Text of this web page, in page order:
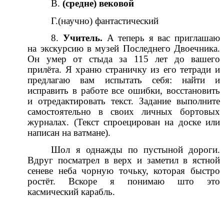
В.(средне) вековой
Г.(научно) фантастический
8. Учитель. А теперь я вас приглашаю
на экскурсию в музей Последнего Двоечника.
Он умер от стыда за 115 лет до вашего
прилёта. Я храню страничку из его тетради и
предлагаю вам испытать себя: найти и
исправить в работе все ошибки, восстановить
и отредактировать текст. Задание выполните
самостоятельно в своих личных бортовых
журналах. (Текст спроецирован на доске или
написан на ватмане).
Шол я однажды по пустыной дороги.
Вдруг посматрел в верх и заметил в ястной
сеневе неба чорную точьку, которая быстро
ростёт. Вскоре я понимаю што это
касмический карабль.